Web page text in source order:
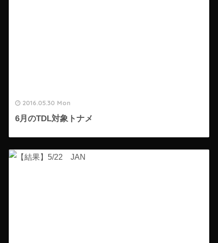
2016.05.30 Mon
6月のTDL対象トナメ